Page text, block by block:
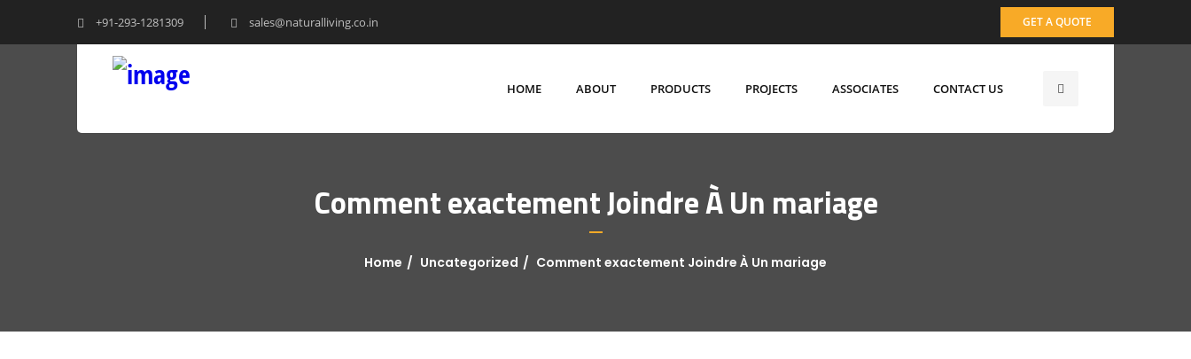
+91-293-1281309 sales@naturalliving.co.in GET A QUOTE
HOME ABOUT PRODUCTS PROJECTS ASSOCIATES CONTACT US
Comment exactement Joindre À Un mariage
Home Uncategorized Comment exactement Joindre À Un mariage